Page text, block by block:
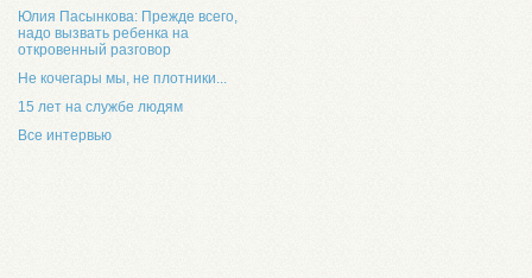
Юлия Пасынкова: Прежде всего,
надо вызвать ребенка на
откровенный разговор
Не кочегары мы, не плотники...
15 лет на службе людям
Все интервью